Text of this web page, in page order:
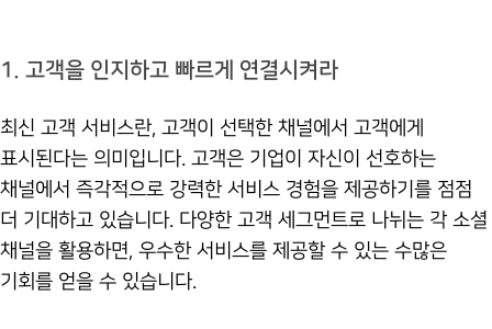
1. 고객을 인지하고 빠르게 연결시켜라
최신 고객 서비스란, 고객이 선택한 채널에서 고객에게
표시된다는 의미입니다. 고객은 기업이 자신이 선호하는
채널에서 즉각적으로 강력한 서비스 경험을 제공하기를 점점
더 기대하고 있습니다. 다양한 고객 세그먼트로 나뉘는 각 소셜
채널을 활용하면, 우수한 서비스를 제공할 수 있는 수많은
기회를 얻을 수 있습니다.